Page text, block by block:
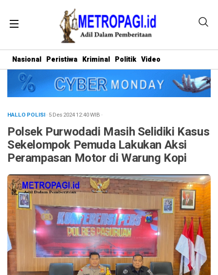
Nasional Peristiwa Kriminal Politik Video
HALLO POLISI· 5 Des 202412:40WIB ·
Polsek Purwodadi Masih Selidiki Kasus
Sekelompok Pemuda Lakukan Aksi
Perampasan Motor di Warung Kopi